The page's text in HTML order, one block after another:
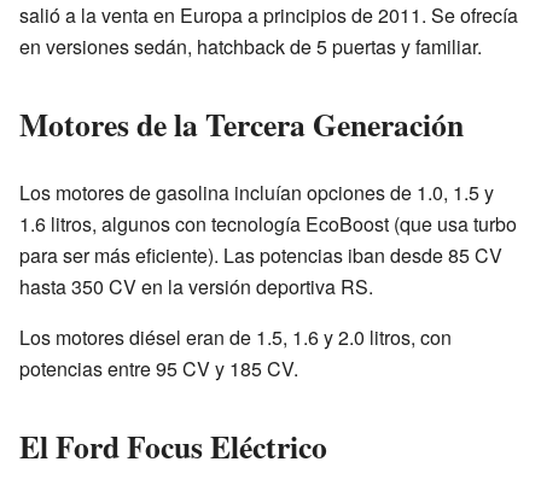
salió a la venta en Europa a principios de 2011. Se ofrecía
en versiones sedán, hatchback de 5 puertas y familiar.
Motores de la Tercera Generación
Los motores de gasolina incluían opciones de 1.0, 1.5 y
1.6 litros, algunos con tecnología EcoBoost (que usa turbo
para ser más eficiente). Las potencias iban desde 85 CV
hasta 350 CV en la versión deportiva RS.
Los motores diésel eran de 1.5, 1.6 y 2.0 litros, con
potencias entre 95 CV y 185 CV.
El Ford Focus Eléctrico